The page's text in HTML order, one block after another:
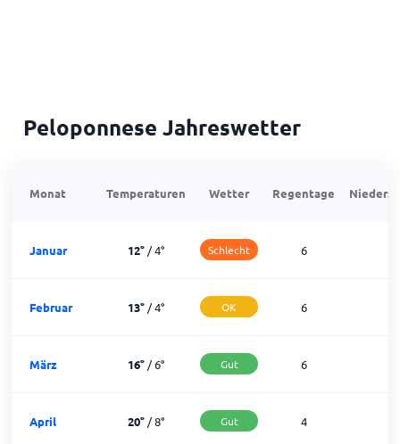
Peloponnese Jahreswetter
Monat Temperaturen Wetter Regentage
Januar 12° /4° Schlecht 6
Februar 13° /4° OK 6
März 16° /6° Gut 6
April 20° /8° Gut 4